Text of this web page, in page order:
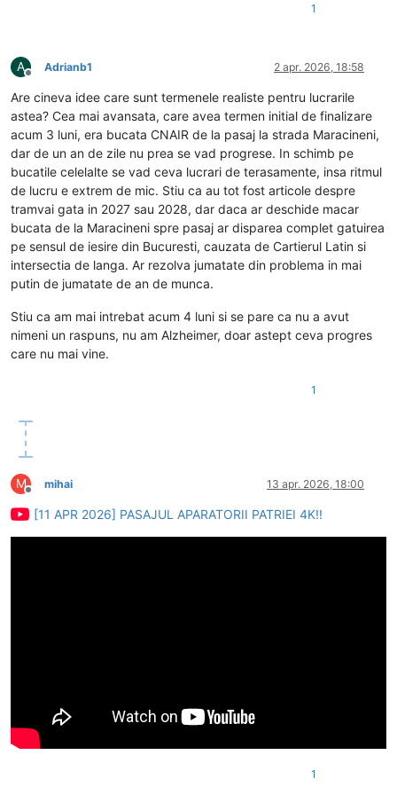
1
A
Deconectat
Adrianb1 2 apr. 2026, 18:58
Are cineva idee care sunt termenele realiste pentru lucrarile
astea? Cea mai avansata, care avea termen initial de finalizare
acum 3 luni, era bucata CNAIR de la pasaj la strada Maracineni,
dar de un an de zile nu prea se vad progrese. In schimb pe
bucatile celelalte se vad ceva lucrari de terasamente, insa ritmul
de lucru e extrem de mic. Stiu ca au tot fost articole despre
tramvai gata in 2027 sau 2028, dar daca ar deschide macar
bucata de la Maracineni spre pasaj ar disparea complet gatuirea
pe sensul de iesire din Bucuresti, cauzata de Cartierul Latin si
intersectia de langa. Ar rezolva jumatate din problema in mai
putin de jumatate de an de munca.
Stiu ca am mai intrebat acum 4 luni si se pare ca nu a avut
nimeni un raspuns, nu am Alzheimer, doar astept ceva progres
care nu mai vine.
1
M
Deconectat
mihai 13 apr. 2026, 18:00
[11 APR 2026] PASAJUL APARATORII PATRIEI 4K!!
1